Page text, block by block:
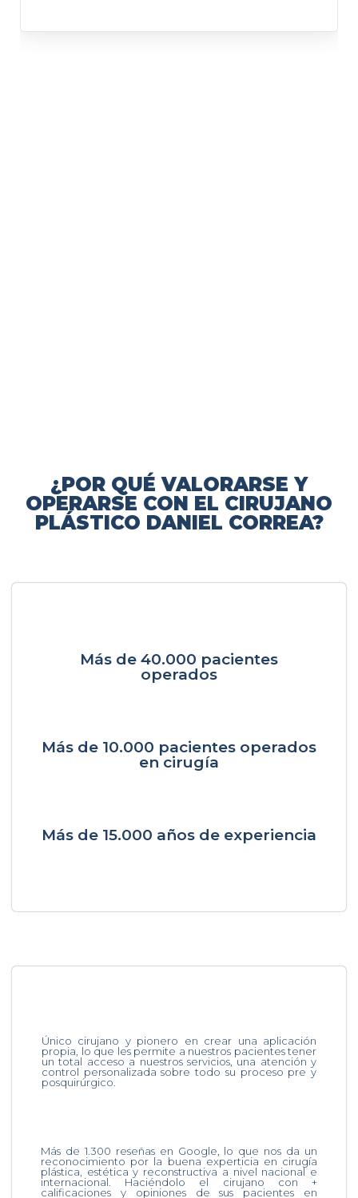
¿POR QUÉ VALORARSE Y
OPERARSE CON EL CIRUJANO
PLÁSTICO DANIEL CORREA?
Más de 40.000 pacientes
operados
Más de 10.000 pacientes operados
en cirugía
Más de 15.000 años de experiencia
Único cirujano y pionero en crear una aplicación
propia, lo que les permite a nuestros pacientes tener
un total acceso a nuestros servicios, una atención y
control personalizada sobre todo su proceso pre y
posquirúrgico.
Más de 1.300 reseñas en Google, lo que nos da un
reconocimiento por la buena experticia en cirugía
plástica, estética y reconstructiva a nivel nacional e
internacional. Haciéndolo el cirujano con +
calificaciones y opiniones de sus pacientes en